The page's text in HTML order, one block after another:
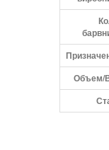
запаху
ароматом.
•
відчуває
• Объем/